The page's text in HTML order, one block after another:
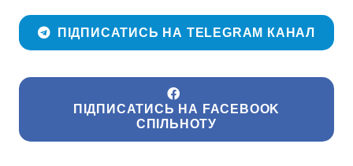
ПІДПИСАТИСЬ НА TELEGRAM КАНАЛ
ПІДПИСАТИСЬ НА FACEBOOK
СПІЛЬНОТУ